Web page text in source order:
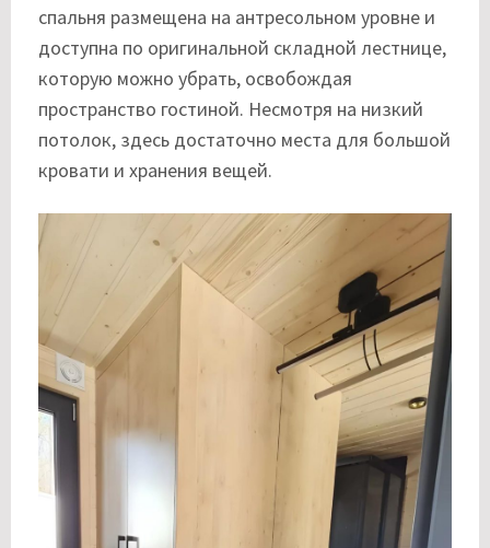
спальня размещена на антресольном уровне и
доступна по оригинальной складной лестнице,
которую можно убрать, освобождая
пространство гостиной. Несмотря на низкий
потолок, здесь достаточно места для большой
кровати и хранения вещей.